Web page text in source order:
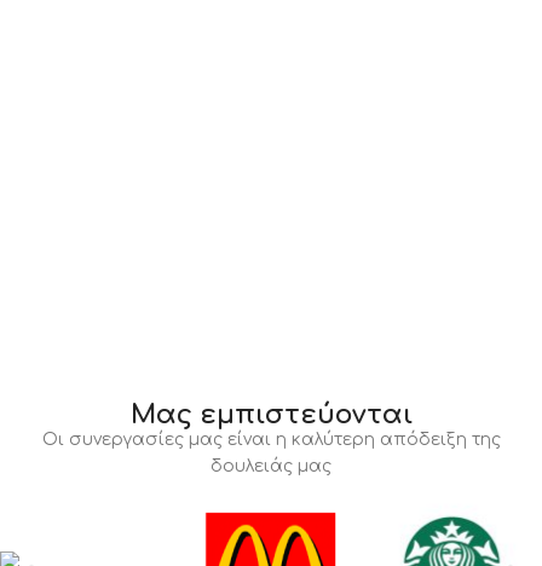
Μας εμπιστεύονται
Οι συνεργασίες μας είναι η καλύτερη απόδειξη της
δουλειάς μας